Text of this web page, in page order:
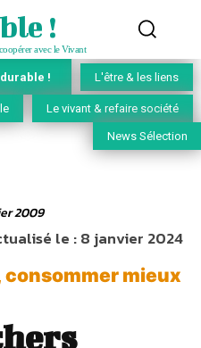
!
avec le Vivant
! L'être & les liens
Le vivant & refaire société
News Sélection
2009
le :8 janvier 2024
consommer mieux